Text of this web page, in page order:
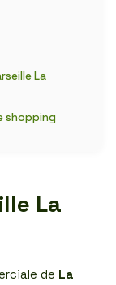
La
shopping
La
de La